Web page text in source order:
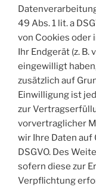
49 Abs. 1 lit. a
von Cookies oder
Ihr Endgerät (z.
eingewilligt
zusätzlich auf
Einwilligung ist
zur
vorvertraglicher
wir Ihre Daten auf
DSGVO. Des
sofern diese zur
Verpflichtung